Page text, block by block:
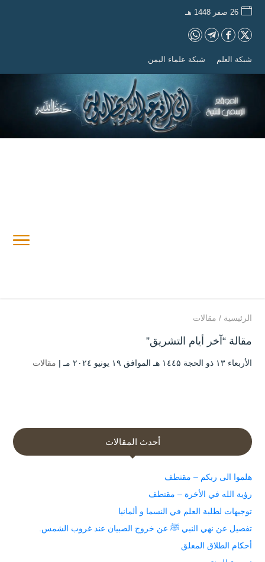
26 صفر 1448 هـ
شبكة العلم شبكة علماء اليمن
الرئيسية / مقالات
مقالة “آخر أيام التشريق”
الأربعاء ۱۳ ذو الحجة ۱٤٤۵ هـ الموافق ۱۹ يونيو ۲۰۲٤ مـ | مقالات
أحدث المقالات
هلموا الى ربكم – مقتطف
رؤية الله في الأخرة – مقتطف
توجيهات لطلبة العلم في النسما و ألمانيا
تفصيل عن نهي النبي ﷺ عن خروج الصبيان عند غروب الشمس.
أحكام الطلاق المعلق